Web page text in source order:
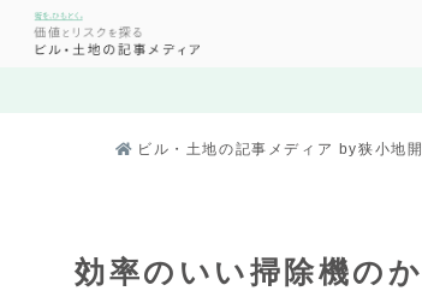
ビル・土地の記事メディア by狭小地
効率のいい掃除機の